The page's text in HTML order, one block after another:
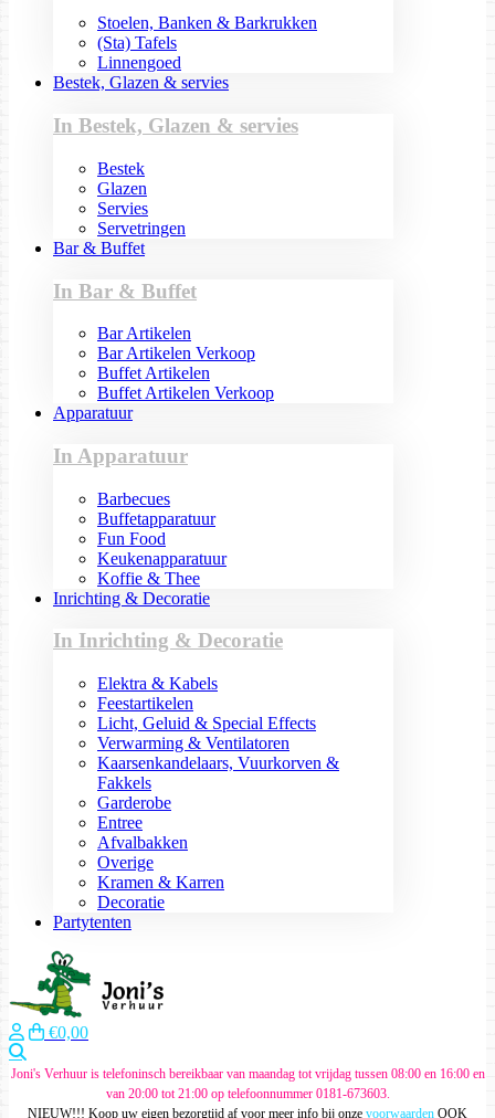
Stoelen, Banken & Barkrukken
(Sta) Tafels
Linnengoed
Bestek, Glazen & servies
In Bestek, Glazen & servies
Bestek
Glazen
Servies
Servetringen
Bar & Buffet
In Bar & Buffet
Bar Artikelen
Bar Artikelen Verkoop
Buffet Artikelen
Buffet Artikelen Verkoop
Apparatuur
In Apparatuur
Barbecues
Buffetapparatuur
Fun Food
Keukenapparatuur
Koffie & Thee
Inrichting & Decoratie
In Inrichting & Decoratie
Elektra & Kabels
Feestartikelen
Licht, Geluid & Special Effects
Verwarming & Ventilatoren
Kaarsenkandelaars, Vuurkorven &
Fakkels
Garderobe
Entree
Afvalbakken
Overige
Kramen & Karren
Decoratie
Partytenten
€0,00
Joni's Verhuur is telefoninsch bereikbaar van maandag tot vrijdag tussen 08:00 en 16:00 en
van 20:00 tot 21:00 op telefoonnummer 0181-673603.
NIEUW!!! Koop uw eigen bezorgtijd af voor meer info bij onze voorwaarden OOK